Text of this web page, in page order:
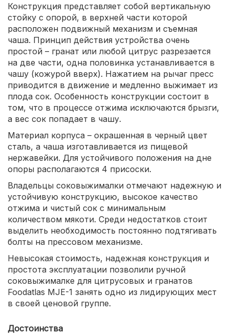
Конструкция представляет собой вертикальную
стойку с опорой, в верхней части которой
расположен подвижный механизм и съемная
чаша. Принцип действия устройства очень
простой – гранат или любой цитрус разрезается
на две части, одна половинка устанавливается в
чашу (кожурой вверх). Нажатием на рычаг пресс
приводится в движение и медленно выжимает из
плода сок. Особенность конструкции состоит в
том, что в процессе отжима исключаются брызги,
а вес сок попадает в чашу.
Материал корпуса – окрашенная в черный цвет
сталь, а чаша изготавливается из пищевой
нержавейки. Для устойчивого положения на дне
опоры располагаются 4 присоски.
Владельцы соковыжималки отмечают надежную и
устойчивую конструкцию, высокое качество
отжима и чистый сок с минимальным
количеством мякоти. Среди недостатков стоит
выделить необходимость постоянно подтягивать
болты на прессовом механизме.
Невысокая стоимость, надежная конструкция и
простота эксплуатации позволили ручной
соковыжималке для цитрусовых и гранатов
Foodatlas MJE-1 занять одно из лидирующих мест
в своей ценовой группе.
Достоинства